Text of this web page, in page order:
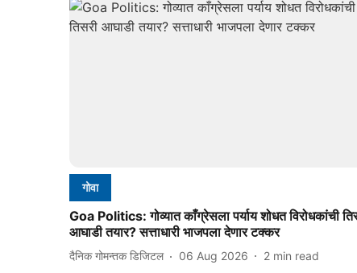
गोवा
Goa Politics: गोव्यात काँग्रेसला पर्याय शोधत विरोधकांची
आघाडी तयार? सत्ताधारी भाजपला देणार टक्कर
दैनिक गोमन्तक डिजिटल 06 Aug 2026 2 min read